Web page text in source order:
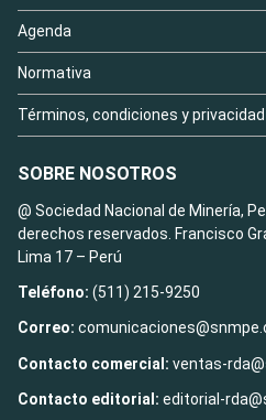
Agenda
Normativa
Términos, condiciones y privacidad
SOBRE NOSOTROS
@ Sociedad Nacional de Minería,
derechos reservados. Francisco
Lima 17 – Perú
Teléfono: (511) 215-9250
Correo:
Contacto comercial: ventas-
Contacto editorial: editorial-